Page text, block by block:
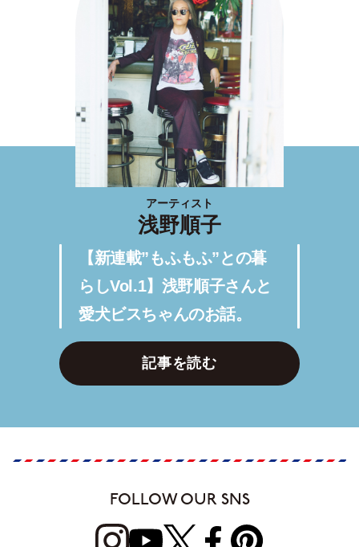
アーティスト
浅野順子
【新連載”もふもふ”との暮
らしVol.1】浅野順子さんと
愛犬ビスちゃんのお話。
記事を読む
FOLLOW OUR SNS